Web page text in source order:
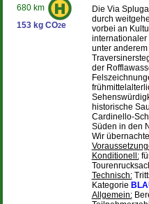
680 km
153 kg CO2e
Die Via
durch
vorbei an
internationaler
unter
der
historische
Cardinello-
Süden in den
Wir
Konditionell:
Technisch:
Kategorie
Allgemein: